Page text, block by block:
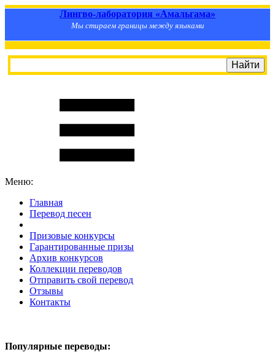
Лингво-лаборатория «Амальгама»
Мы стираем границы между языками
Меню:
Главная
Перевод песен
Призовые конкурсы
Гарантированные призы
Архив конкурсов
Коллекции переводов
Отправить свой перевод
Отзывы
Контакты
Популярные переводы: